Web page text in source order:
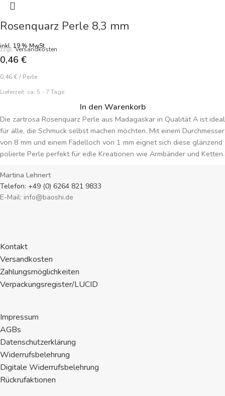
Rosenquarz Perle 8,3 mm
inkl. 19 % MwSt.
zzgl.Versandkosten
0,46 €
0,46 € / Perle
Lieferzeit: ca. 5 - 7 Tage
In den Warenkorb
Die zartrosa Rosenquarz Perle aus Madagaskar in Qualität A ist ideal
für alle, die Schmuck selbst machen möchten. Mit einem Durchmesser
von 8 mm und einem Fädelloch von 1 mm eignet sich diese glänzend
polierte Perle perfekt für edle Kreationen wie Armbänder und Ketten.
Schmuckstück. Preisangabe je Perle.
Martina Lehnert
Telefon: +49 (0) 6264 821 9833
E-Mail: info@baoshi.de
Kontakt
Versandkosten
Zahlungsmöglichkeiten
Verpackungsregister/LUCID
Impressum
AGBs
Datenschutzerklärung
Widerrufsbelehrung
Digitale Widerrufsbelehrung
Rückrufaktionen